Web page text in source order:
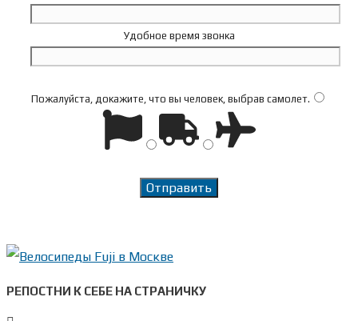
Удобное время звонка
Пожалуйста, докажите, что вы человек, выбрав самолет.
РЕПОСТНИ К СЕБЕ НА СТРАНИЧКУ